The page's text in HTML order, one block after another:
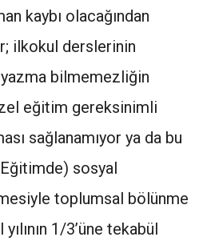
kaybı olacağından
ilkokul derslerinin
yazma bilmemezliğin
eğitim gereksinimli
sağlanamıyor ya da bu
sosyal
toplumsal bölünme
yılının 1/3’üne tekabül